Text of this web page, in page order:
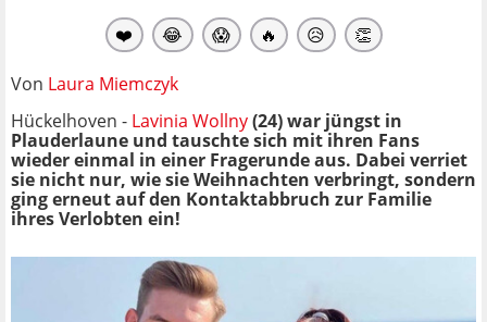
❤️ 😂 😱 🔥 😥 👏
Von Laura Miemczyk
Hückelhoven - Lavinia Wollny(24) war jüngst in
Plauderlaune und tauschte sich mit ihren Fans
wieder einmal in einer Fragerunde aus. Dabei verriet
sie nicht nur, wie sie Weihnachten verbringt, sondern
ging erneut aufden Kontaktabbruch zur Familie
ihres Verlobten ein!